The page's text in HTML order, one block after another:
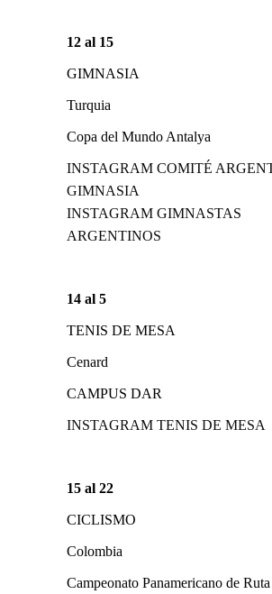
12 al 15
GIMNASIA
Turquia
Copa del Mundo Antalya
INSTAGRAM COMITÉ
GIMNASIA
INSTAGRAM GIMNASTAS
ARGENTINOS
14 al 5
TENIS DE MESA
Cenard
CAMPUS DAR
INSTAGRAM TENIS DE MESA
15 al 22
CICLISMO
Colombia
Campeonato Panamericano de Ruta